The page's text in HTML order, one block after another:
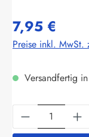
7,95 €
Preise inkl. MwSt.
Versandfertig
Produkt